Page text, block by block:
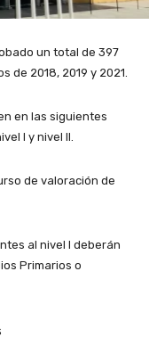
un total de 397
de 2018, 2019 y 2021.
en las siguientes
I y nivel II.
de valoración de
al nivel I deberán
Primarios o